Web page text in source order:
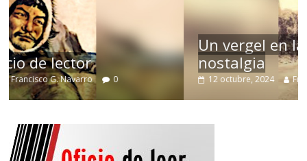
Un vergel en las nieblas de la
nostalgia
12 octubre, 2024 Francisco G. Navarro 0